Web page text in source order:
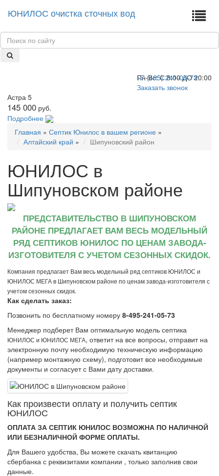
ЮНИЛОС очистка сточных вод
+7 (495) 241-05-73
Пн-Вс: С 8:00 ДО 20:00
Заказать звонок
Астра 5
145 000 руб.
Подробнее
Главная » Септик Юнилос в вашем регионе »
Алтайский край » Шипуновский район
ЮНИЛОС в
Шипуновском районе
ПРЕДСТАВИТЕЛЬСТВО В ШИПУНОВСКОМ
РАЙОНЕ ПРЕДЛАГАЕТ ВАМ ВЕСЬ МОДЕЛЬНЫЙ
РЯД СЕПТИКОВ ЮНИЛОС ПО ЦЕНАМ ЗАВОДА-
ИЗГОТОВИТЕЛЯ С УЧЕТОМ СЕЗОННЫХ СКИДОК.
Компания предлагает Вам весь модельный ряд септиков ЮНИЛОС и
ЮНИЛОС МЕГА в Шипуновском районе по ценам завода-изготовителя с
учетом сезонных скидок.
Как сделать заказ:
Позвонить по бесплатному номеру 8-495-241-05-73
Менеджер подберет Вам оптимальную модель септика
ЮНИЛОС и ЮНИЛОС МЕГА, ответит на все вопросы, отправит на
электронную почту необходимую техническую информацию
(например монтажную схему), подготовит все необходимые
документы и согласует с Вами дату доставки.
Как произвеcти оплату и получить септик
ЮНИЛОС
ОПЛАТА ЗА СЕПТИК ЮНИЛОС ВОЗМОЖНА ПО НАЛИЧНОЙ
ИЛИ БЕЗНАЛИЧНОЙ ФОРМЕ ОПЛАТЫ.
Для Вашего удобства, Вы можете скачать квитанцию
сбербанка с реквизитами компании , только заполнив свои
данные.